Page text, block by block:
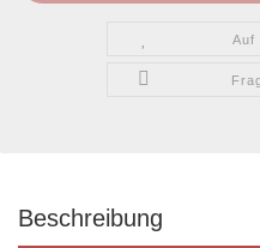
Auf
Beschreibung